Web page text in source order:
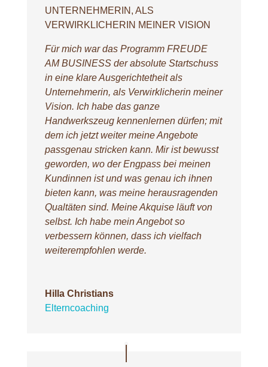
UNTERNEHMERIN, ALS
VERWIRKLICHERIN MEINER VISION
Für mich war das Programm FREUDE
AM BUSINESS der absolute Startschuss
in eine klare Ausgerichtetheit als
Unternehmerin, als Verwirklicherin meiner
Vision. Ich habe das ganze
Handwerkszeug kennenlernen dürfen; mit
dem ich jetzt weiter meine Angebote
passgenau stricken kann. Mir ist bewusst
geworden, wo der Engpass bei meinen
Kundinnen ist und was genau ich ihnen
bieten kann, was meine herausragenden
Qualtäten sind. Meine Akquise läuft von
selbst. Ich habe mein Angebot so
verbessern können, dass ich vielfach
weiterempfohlen werde.
Hilla Christians
Elterncoaching